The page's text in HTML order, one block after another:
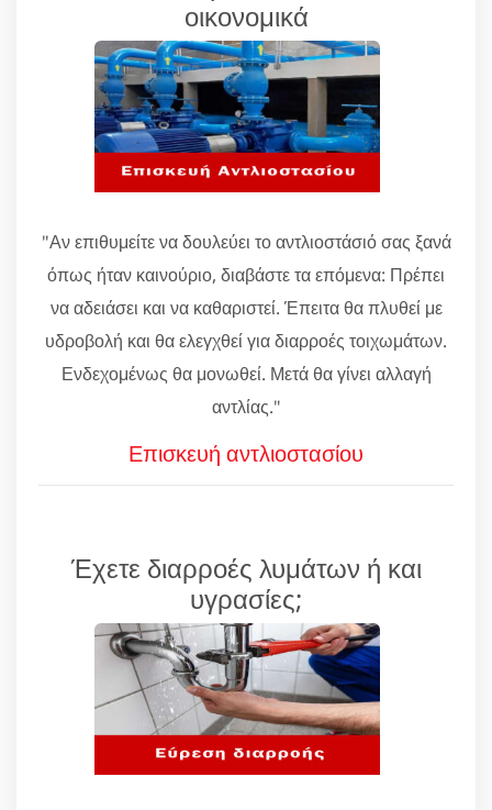
οικονομικά
"Αν επιθυμείτε να δουλεύει το αντλιοστάσιό σας ξανά
όπως ήταν καινούριο, διαβάστε τα επόμενα: Πρέπει
να αδειάσει και να καθαριστεί. Έπειτα θα πλυθεί με
υδροβολή και θα ελεγχθεί για διαρροές τοιχωμάτων.
Ενδεχομένως θα μονωθεί. Μετά θα γίνει αλλαγή
αντλίας."
Επισκευή αντλιοστασίου
Έχετε διαρροές λυμάτων ή και
υγρασίες;